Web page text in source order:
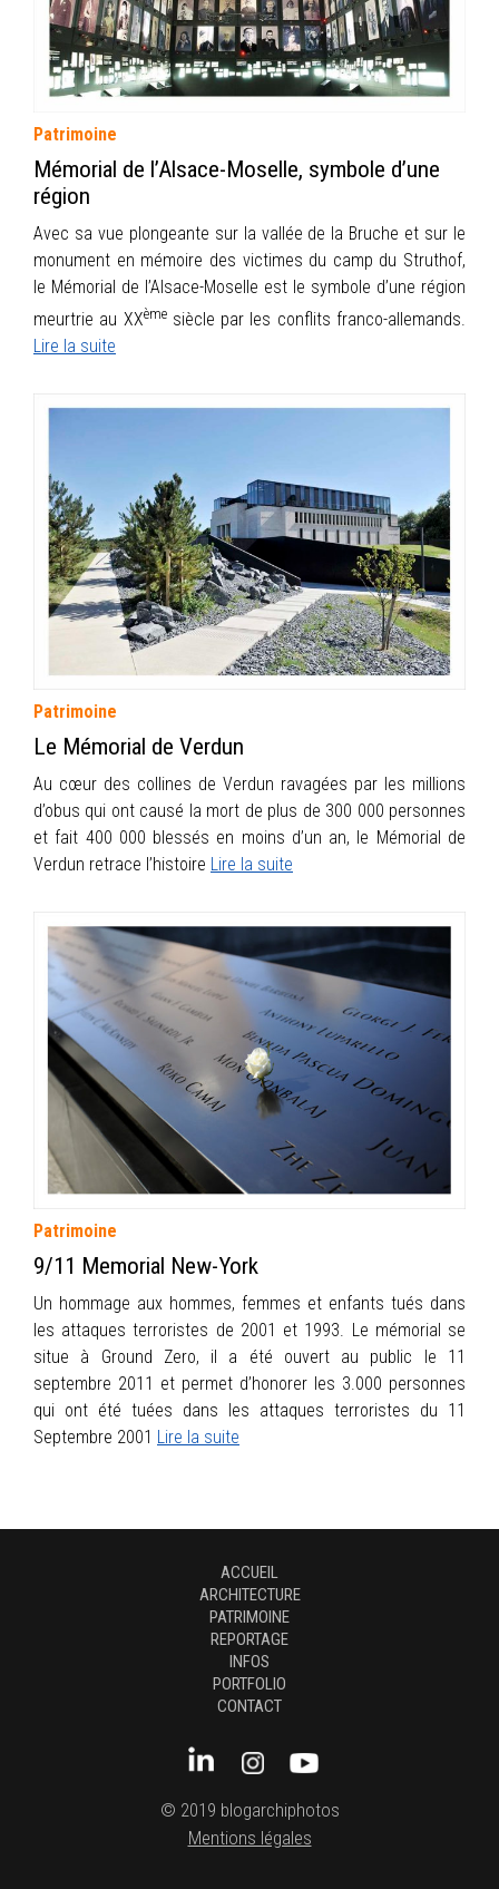
Patrimoine
Mémorial de l’Alsace-Moselle, symbole d’une
région
Avec sa vue plongeante sur la vallée de la Bruche et sur le
monument en mémoire des victimes du camp du Struthof,
le Mémorial de l’Alsace-Moselle est le symbole d’une région
meurtrie au XXèmesiècle par les conflits franco-allemands.
Lire la suite
Patrimoine
Le Mémorial de Verdun
Au cœur des collines de Verdun ravagées par les millions
d’obus qui ont causé la mort de plus de 300 000 personnes
et fait 400 000 blessés en moins d’un an, le Mémorial de
Verdun retrace l’histoire Lire la suite
Patrimoine
9/11 Memorial New-York
Un hommage aux hommes, femmes et enfants tués dans
les attaques terroristes de 2001 et 1993. Le mémorial se
situe à Ground Zero, il a été ouvert au public le 11
septembre 2011 et permet d’honorer les 3.000 personnes
qui ont été tuées dans les attaques terroristes du 11
Septembre 2001 Lire la suite
ACCUEIL
ARCHITECTURE
PATRIMOINE
REPORTAGE
INFOS
PORTFOLIO
CONTACT
© 2019 blogarchiphotos
Mentions légales